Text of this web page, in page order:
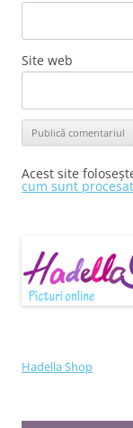
Site web
Acest site
cum sunt
Hadella Shop